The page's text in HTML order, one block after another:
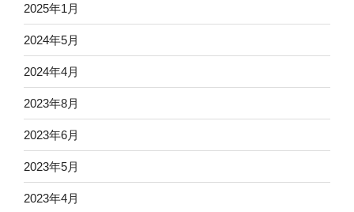
2025年1月
2024年5月
2024年4月
2023年8月
2023年6月
2023年5月
2023年4月